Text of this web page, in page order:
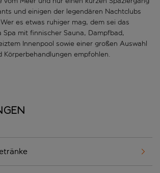
und einigen der legendären Nachtclubs
es etwas ruhiger mag, dem sei das
Spa mit finnischer Sauna, Dampfbad,
Innenpool sowie einer großen Auswahl
Körperbehandlungen empfohlen.